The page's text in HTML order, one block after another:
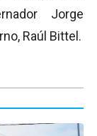
Jorge
Raúl Bittel.